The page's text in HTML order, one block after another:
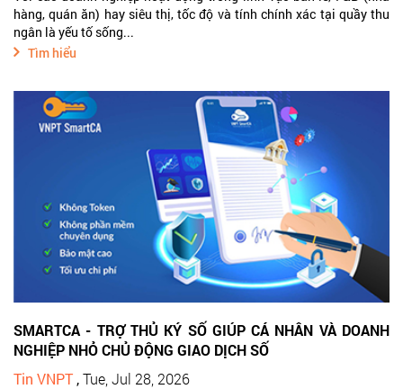
hàng, quán ăn) hay siêu thị, tốc độ và tính chính xác tại quầy thu
ngân là yếu tố sống...
Tìm hiểu
SMARTCA - TRỢ THỦ KÝ SỐ GIÚP CÁ NHÂN VÀ DOANH
NGHIỆP NHỎ CHỦ ĐỘNG GIAO DỊCH SỐ
Tin VNPT ,Tue, Jul 28, 2026